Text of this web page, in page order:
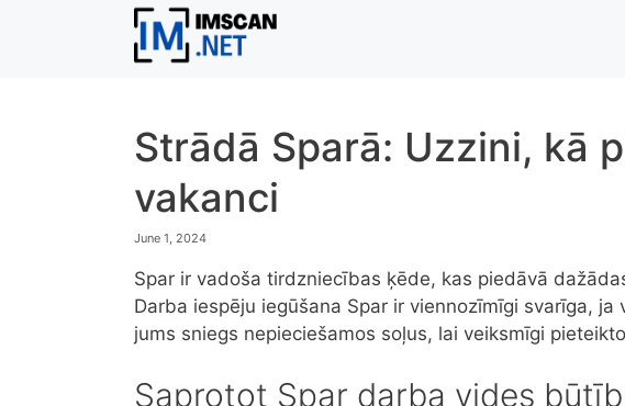
Strādā Sparā: Uzzini, kā
vakanci
June 1, 2024
Spar ir vadoša tirdzniecības ķēde, kas piedāvā
Darba iespēju iegūšana Spar ir viennozīmīgi svarīga, ja
jums sniegs nepieciešamos soļus, lai veiksmīgi
Saprotot Spar darba vides